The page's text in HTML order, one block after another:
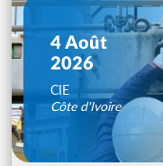
4 Août
2026
CIE
Côte d'Ivoire